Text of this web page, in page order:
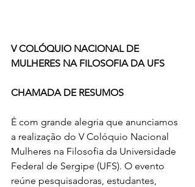
V COLÓQUIO NACIONAL DE
MULHERES NA FILOSOFIA DA UFS
CHAMADA DE RESUMOS
É com grande alegria que anunciamos
a realização do V Colóquio Nacional
Mulheres na Filosofia da Universidade
Federal de Sergipe (UFS). O evento
reúne pesquisadoras, estudantes,